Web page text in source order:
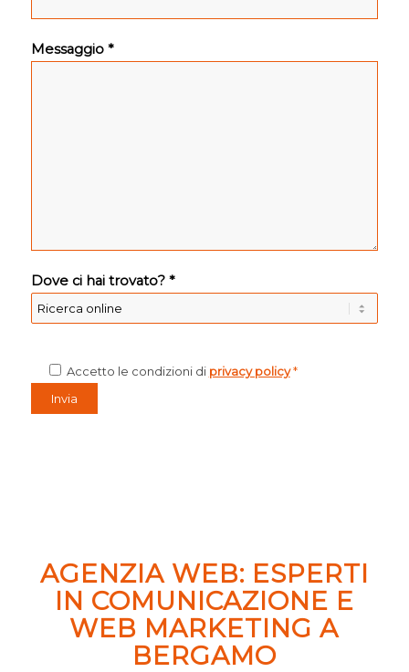
Messaggio *
Dove ci hai trovato? *
Accetto le condizioni di privacy policy *
AGENZIA WEB: ESPERTI
IN COMUNICAZIONE E
WEB MARKETING A
BERGAMO